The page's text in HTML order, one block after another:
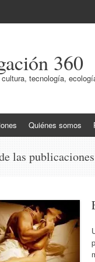
360
tecnología,
Quiénes somos
las